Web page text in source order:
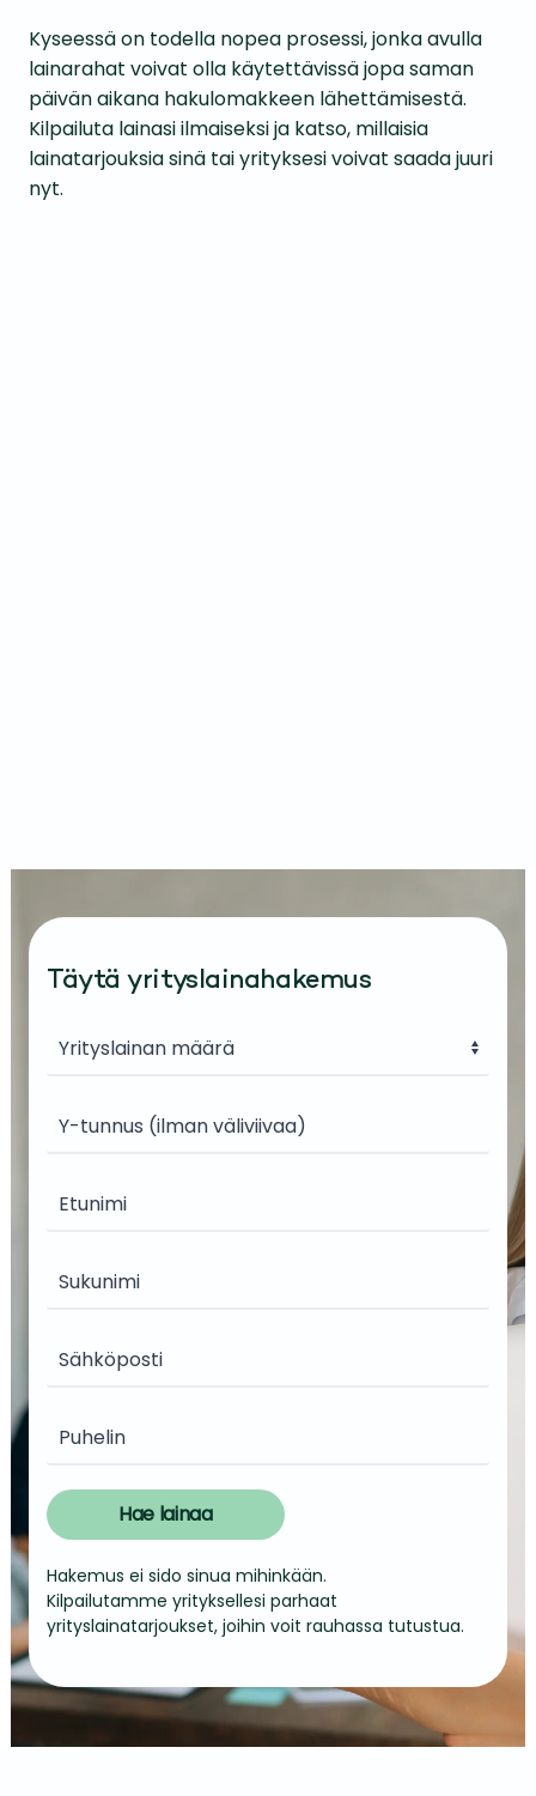
Kyseessä on todella nopea prosessi, jonka avulla
lainarahat voivat olla käytettävissä jopa saman
päivän aikana hakulomakkeen lähettämisestä.
Kilpailuta lainasi ilmaiseksi ja katso, millaisia
lainatarjouksia sinä tai yrityksesi voivat saada juuri
nyt.
Täytä yrityslainahakemus
Hae lainaa
Hakemus ei sido sinua mihinkään.
Kilpailutamme yrityksellesi parhaat
yrityslainatarjoukset, joihin voit rauhassa tutustua.